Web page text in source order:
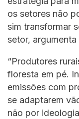
os setores não
sim transformar
setor,
“Produtores
floresta em pé.
emissões com
se adaptarem
não por